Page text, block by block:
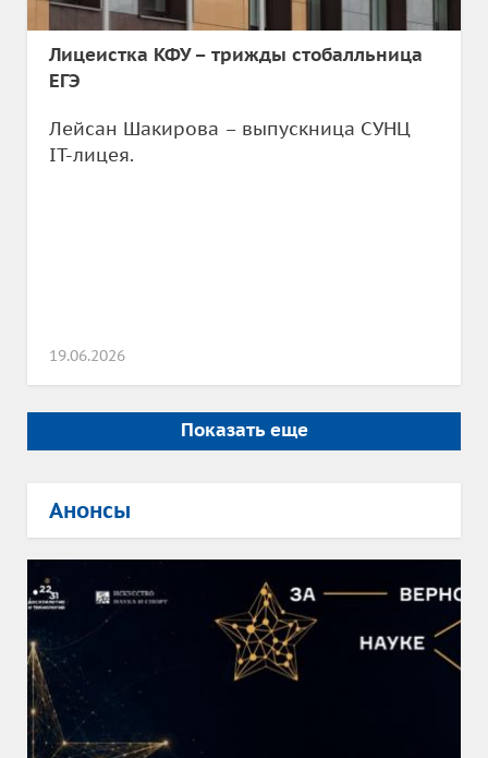
Лицеистка КФУ – трижды стобалльница
ЕГЭ
Лейсан Шакирова – выпускница СУНЦ
IT-лицея.
19.06.2026
Показать еще
Анонсы